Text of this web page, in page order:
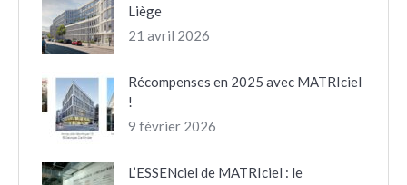
Liège
21 avril 2026
Récompenses en 2025 avec MATRIciel
!
9 février 2026
L’ESSENciel de MATRIciel : le